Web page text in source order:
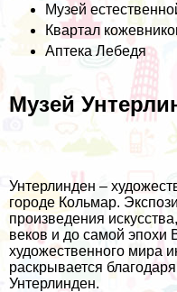
Музей
Квартал
Аптека Лебедя
Музей
Унтерлинден –
городе Кольмар.
произведения
веков и до самой эпохи
художественного мира
раскрывается
Унтерлинден.